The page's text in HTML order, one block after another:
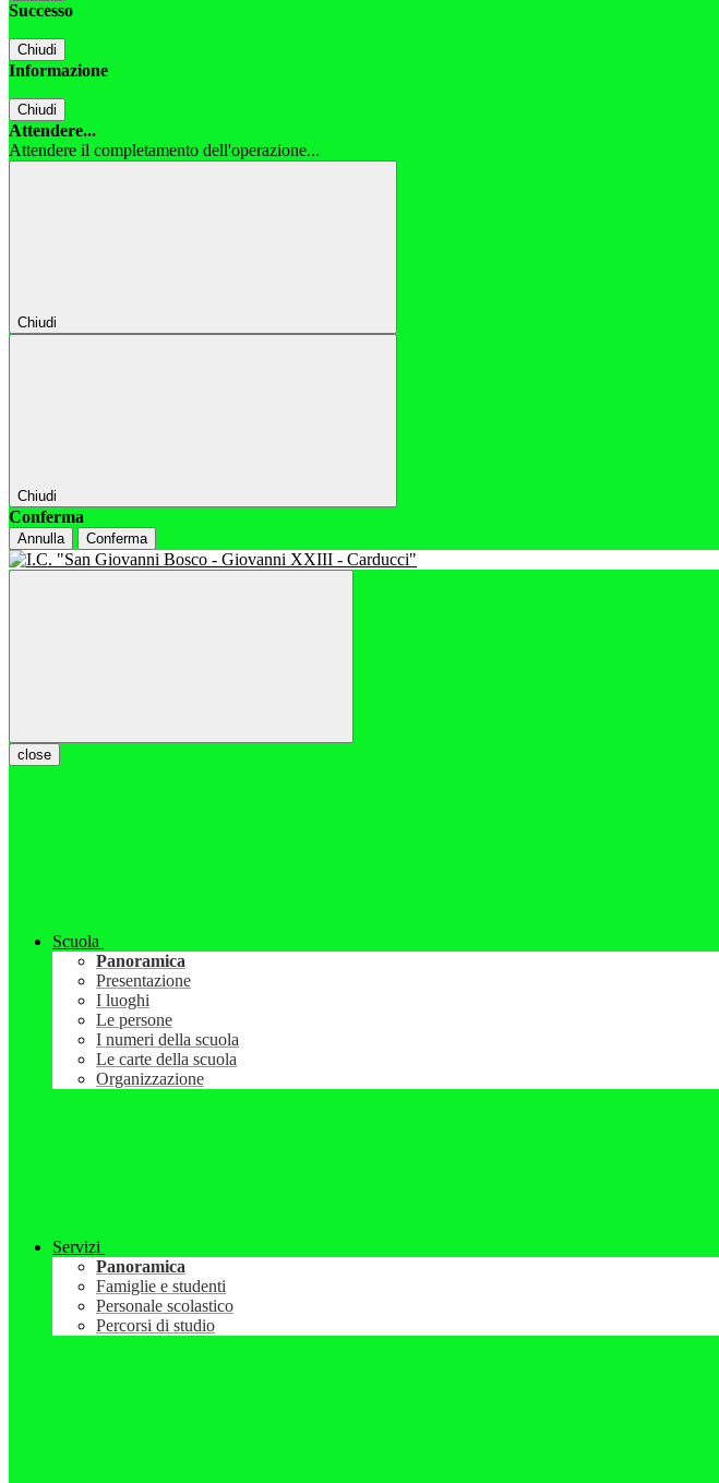
Successo
Chiudi
Informazione
Chiudi
Attendere...
Attendere il completamento dell'operazione...
Chiudi
Chiudi
Conferma
Annulla Conferma
close
Scuola
Panoramica
Presentazione
I luoghi
Le persone
I numeri della scuola
Le carte della scuola
Organizzazione
Servizi
Panoramica
Famiglie e studenti
Personale scolastico
Percorsi di studio